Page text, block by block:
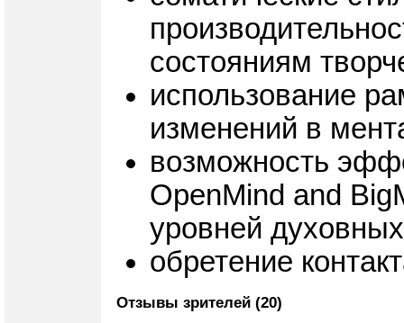
состояниям
использование
изменений в
возможность
OpenMind and
уровней
обретение
Отзывы зрителей (20)